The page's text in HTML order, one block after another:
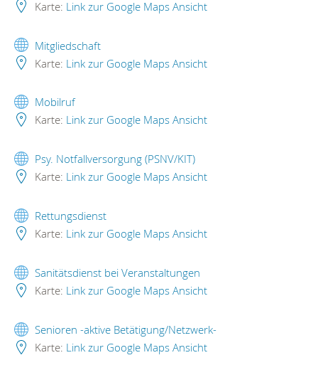
Karte: Link zur Google Maps Ansicht
Mitgliedschaft
Karte: Link zur Google Maps Ansicht
Mobilruf
Karte: Link zur Google Maps Ansicht
Psy. Notfallversorgung (PSNV/KIT)
Karte: Link zur Google Maps Ansicht
Rettungsdienst
Karte: Link zur Google Maps Ansicht
Sanitätsdienst bei Veranstaltungen
Karte: Link zur Google Maps Ansicht
Senioren -aktive Betätigung/Netzwerk-
Karte: Link zur Google Maps Ansicht